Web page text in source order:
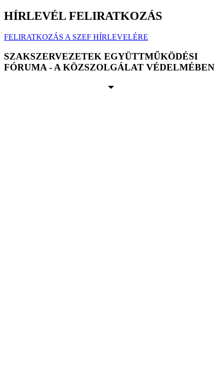
HÍRLEVÉL FELIRATKOZÁS
FELIRATKOZÁS A SZEF HÍRLEVELÉRE
SZAKSZERVEZETEK EGYÜTTMŰKÖDÉSI
FÓRUMA - A KÖZSZOLGÁLAT VÉDELMÉBEN